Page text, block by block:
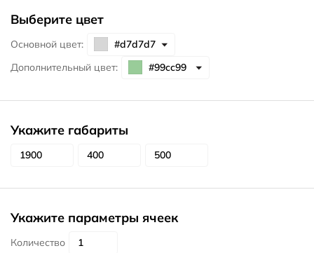
Выберите цвет
Основной цвет:
Дополнительный цвет:
Укажите габариты
Укажите параметры ячеек
Количество